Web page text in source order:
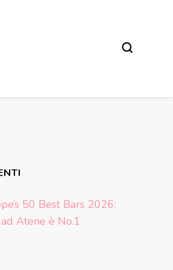
50 Best Bars 2026:
Atene è No.1